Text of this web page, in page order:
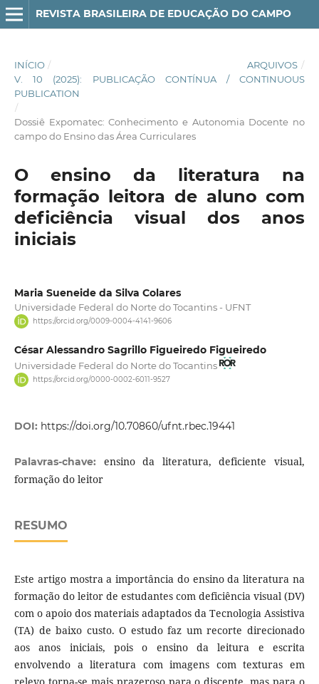
REVISTA BRASILEIRA DE EDUCAÇÃO DO CAMPO
INÍCIO / ARQUIVOS /
V. 10 (2025): PUBLICAÇÃO CONTÍNUA / CONTINUOUS
PUBLICATION
/
Dossiê Expomatec: Conhecimento e Autonomia Docente no
campo do Ensino das Área Curriculares
O ensino da literatura na
formação leitora de aluno com
deficiência visual dos anos
iniciais
Maria Sueneide da Silva Colares
Universidade Federal do Norte do Tocantins - UFNT
https://orcid.org/0009-0004-4141-9606
César Alessandro Sagrillo Figueiredo Figueiredo
Universidade Federal do Norte do Tocantins
https://orcid.org/0000-0002-6011-9527
DOI: https://doi.org/10.70860/ufnt.rbec.19441
Palavras-chave: ensino da literatura, deficiente visual,
formação do leitor
RESUMO
Este artigo mostra a importância do ensino da literatura na
formação do leitor de estudantes com deficiência visual (DV)
com o apoio dos materiais adaptados da Tecnologia Assistiva
(TA) de baixo custo. O estudo faz um recorte direcionado
aos anos iniciais, pois o ensino da leitura e escrita
envolvendo a literatura com imagens com texturas em